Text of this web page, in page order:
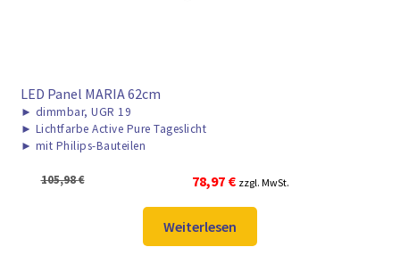
LED Panel MARIA 62cm
► dimmbar, UGR 19
► Lichtfarbe Active Pure Tageslicht
► mit Philips-Bauteilen
105,98€
Ursprünglicher
war:
105,98 €
78,97 €Aktueller
ist:
78,97 €.
zzgl. MwSt.
Weiterlesen